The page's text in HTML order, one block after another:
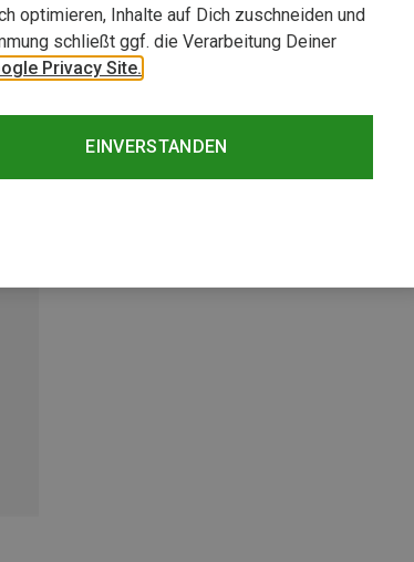
optimieren, Inhalte auf Dich zuschneiden und
schließt ggf. die Verarbeitung Deiner
Privacy Site.
EINVERSTANDEN